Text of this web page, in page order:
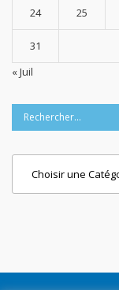
24 25
31
« Juil